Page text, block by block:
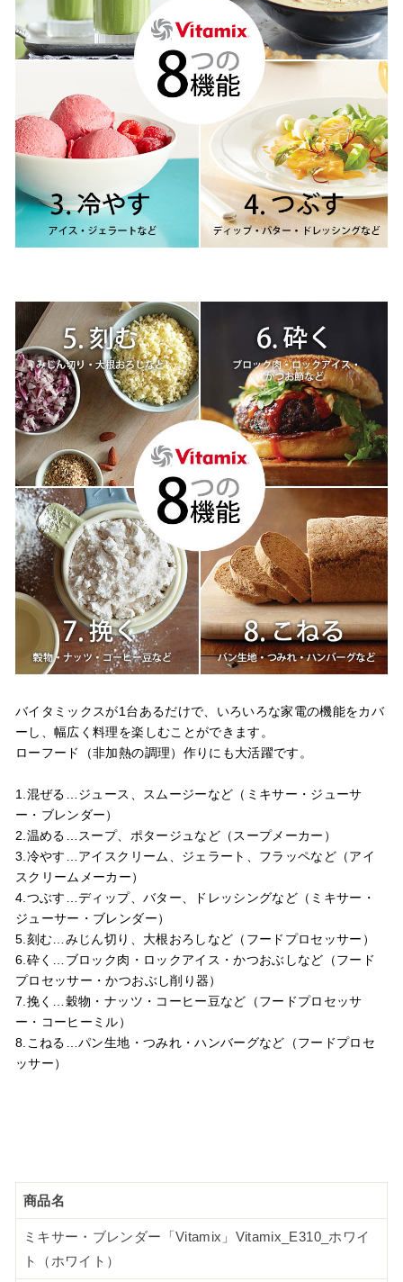
バイタミックスが1台あるだけで、いろいろな家電の機能をカバ
ーし、幅広く料理を楽しむことができます。
ローフード（非加熱の調理）作りにも大活躍です。
1.混ぜる…ジュース、スムージーなど（ミキサー・ジューサ
ー・ブレンダー）
2.温める…スープ、ポタージュなど（スープメーカー）
3.冷やす…アイスクリーム、ジェラート、フラッペなど（アイ
スクリームメーカー）
4.つぶす…ディップ、バター、ドレッシングなど（ミキサー・
ジューサー・ブレンダー）
5.刻む…みじん切り、大根おろしなど（フードプロセッサー）
6.砕く…ブロック肉・ロックアイス・かつおぶしなど（フード
プロセッサー・かつおぶし削り器）
7.挽く…穀物・ナッツ・コーヒー豆など（フードプロセッサ
ー・コーヒーミル）
8.こねる…パン生地・つみれ・ハンバーグなど（フードプロセ
ッサー）
商品名
ミキサー・ブレンダー「Vitamix」Vitamix_E310_ホワイ
ト（ホワイト）